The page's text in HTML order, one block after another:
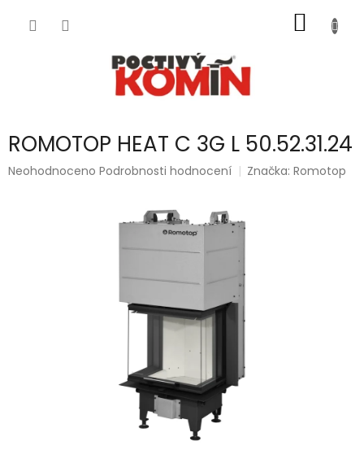
KOŠÍK
ROMOTOP HEAT C 3G L 50.52.31.24
Průměrné
Neohodnoceno Podrobnosti hodnocení Značka:Romotop